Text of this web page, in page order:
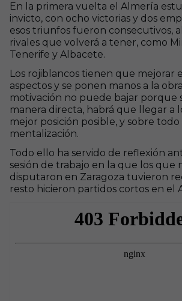
En la primera vuelta el Almería
invicto, con ocho victorias y dos
esos triunfos fueron consecutivos,
rivales que volverá a tener, como
Tenerife y Albacete.
Los rojiblancos tienen que mejorar
aspectos y se ponen manos a la
motivación no puede bajar porque
manera directa, habrá que llegar a
mejor posición posible, y sobre
mentalización.
Todo ello ha servido de reflexión
sesión de trabajo en la que los que
disputaron en Zaragoza tuvieron
resto hicieron partidos cortos en el